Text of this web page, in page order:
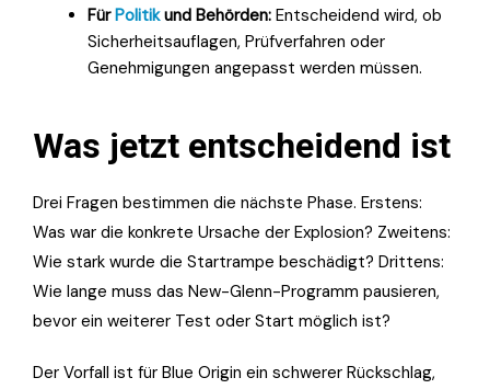
FürPolitikund Behörden: Entscheidend wird, ob
Sicherheitsauflagen, Prüfverfahren oder
Genehmigungen angepasst werden müssen.
Was jetzt entscheidend ist
Drei Fragen bestimmen die nächste Phase. Erstens:
Was war die konkrete Ursache der Explosion? Zweitens:
Wie stark wurde die Startrampe beschädigt? Drittens:
Wie lange muss das New-Glenn-Programm pausieren,
bevor ein weiterer Test oder Start möglich ist?
Der Vorfall ist für Blue Origin ein schwerer Rückschlag,